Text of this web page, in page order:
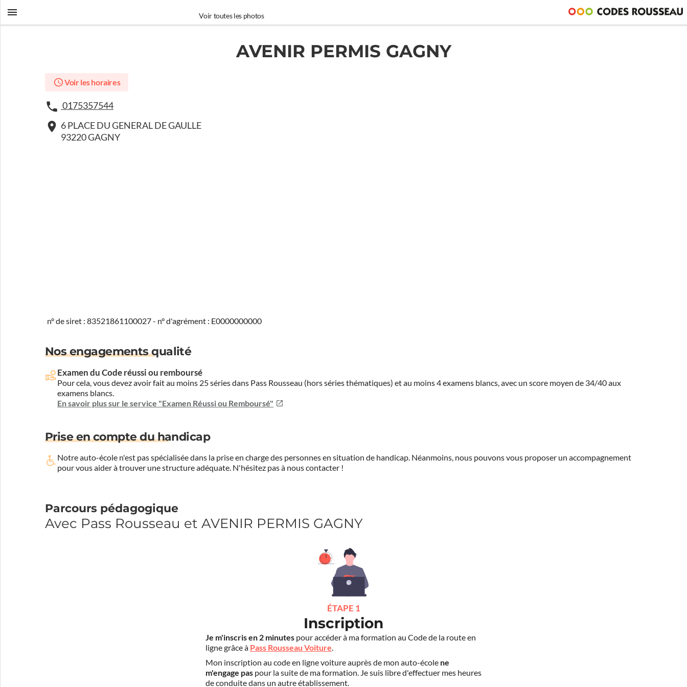
Voir toutes les photos
AVENIR PERMIS GAGNY
Voir les horaires
0175357544
6 PLACE DU GENERAL DE GAULLE
93220 GAGNY
n° de siret : 83521861100027 - n° d'agrément : E0000000000
Nos engagements qualité
Examen du Code réussi ou remboursé
Pour cela, vous devez avoir fait au moins 25 séries dans Pass Rousseau (hors séries thématiques) et au moins 4 examens blancs, avec un score moyen de 34/40 aux
examens blancs.
En savoir plus sur le service "Examen Réussi ou Remboursé"
Prise en compte du handicap
Notre auto-école n'est pas spécialisée dans la prise en charge des personnes en situation de handicap. Néanmoins, nous pouvons vous proposer un accompagnement
pour vous aider à trouver une structure adéquate. N'hésitez pas à nous contacter !
Parcours pédagogique
Avec Pass Rousseau et AVENIR PERMIS GAGNY
ÉTAPE 1
Inscription
Je m'inscris en 2 minutes pour accéder à ma formation au Code de la route en
ligne grâce à Pass Rousseau Voiture.
Mon inscription au code en ligne voiture auprès de mon auto-école ne
m'engage pas pour la suite de ma formation. Je suis libre d'effectuer mes heures
de conduite dans un autre établissement.